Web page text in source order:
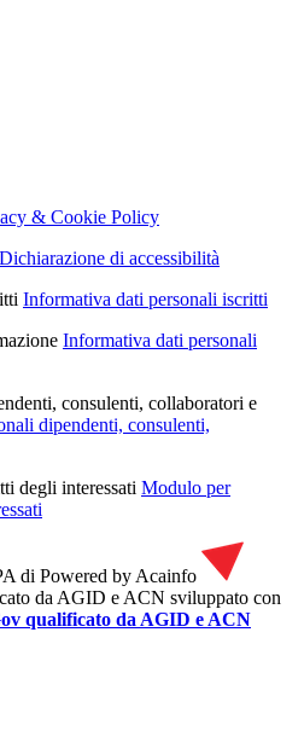
& Cookie Policy
Dichiarazione di accessibilità
Informativa dati personali iscritti
Informativa dati personali
consulenti, collaboratori e
dipendenti, consulenti,
degli interessati Modulo per
di Powered by Acainfo
da AGID e ACN sviluppato con
qualificato da AGID e ACN